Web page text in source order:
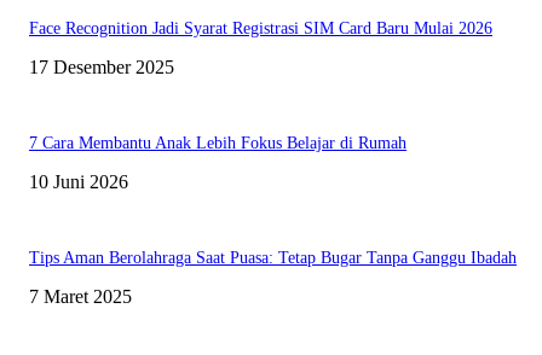
Face Recognition Jadi Syarat Registrasi SIM Card Baru Mulai 2026
17 Desember 2025
7 Cara Membantu Anak Lebih Fokus Belajar di Rumah
10 Juni 2026
Tips Aman Berolahraga Saat Puasa: Tetap Bugar Tanpa Ganggu Ibadah
7 Maret 2025